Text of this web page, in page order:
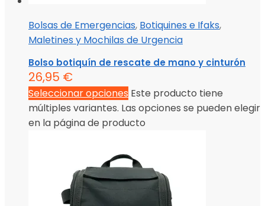
Bolsas de Emergencias, Botiquines e Ifaks,
Maletines y Mochilas de Urgencia
Bolso botiquín de rescate de mano y cinturón
26,95 €
Seleccionar opciones Este producto tiene
múltiples variantes. Las opciones se pueden elegir
en la página de producto